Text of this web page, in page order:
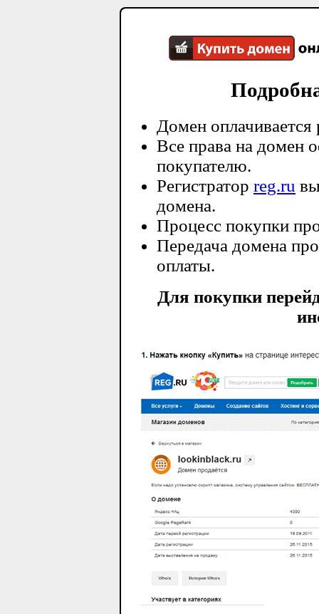
Домен оплачивается
Все права на домен
покупателю.
Регистратор reg.ru
домена.
Процесс покупки
Передача домена
оплаты.
Для покупки